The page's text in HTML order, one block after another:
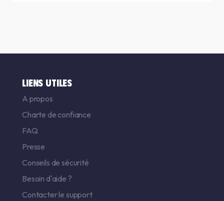
LIENS UTILES
A propos
Charte de confiance
FAQ
Presse
Conseils de sécurité
Besoin d'aide ?
Contacter le support